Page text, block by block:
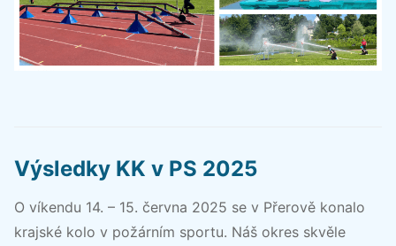
Výsledky KK v PS 2025
O víkendu 14. – 15. června 2025 se v Přerově konalo
krajské kolo v požárním sportu. Náš okres skvěle